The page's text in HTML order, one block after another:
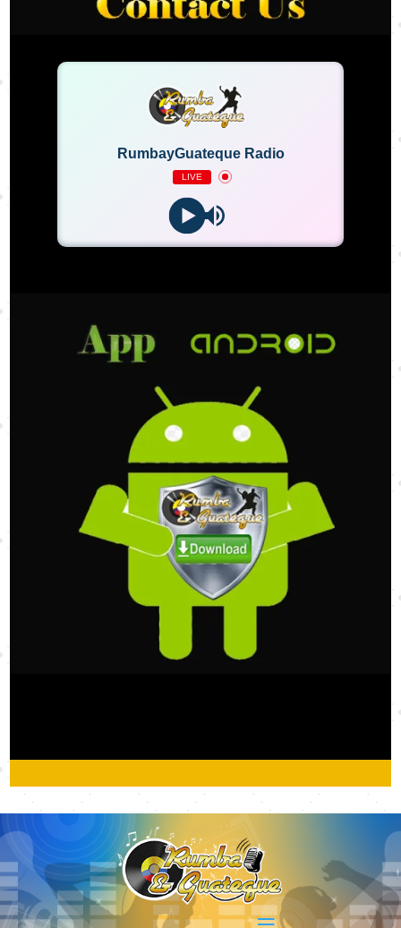
RumbayGuateque Radio
LIVE